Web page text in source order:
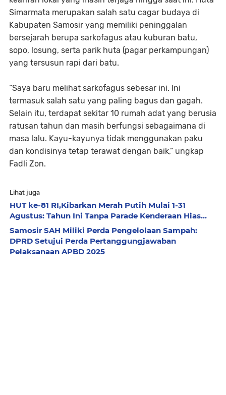
Simarmata merupakan salah satu cagar budaya di
Kabupaten Samosir yang memiliki peninggalan
bersejarah berupa sarkofagus atau kuburan batu,
sopo, losung, serta parik huta (pagar perkampungan)
yang tersusun rapi dari batu.
“Saya baru melihat sarkofagus sebesar ini. Ini
termasuk salah satu yang paling bagus dan gagah.
Selain itu, terdapat sekitar 10 rumah adat yang berusia
ratusan tahun dan masih berfungsi sebagaimana di
masa lalu. Kayu-kayunya tidak menggunakan paku
dan kondisinya tetap terawat dengan baik,” ungkap
Fadli Zon.
Lihat juga
HUT ke-81 RI,Kibarkan Merah Putih Mulai 1-31
Agustus: Tahun Ini Tanpa Parade Kenderaan Hias...
Samosir SAH Miliki Perda Pengelolaan Sampah:
DPRD Setujui Perda Pertanggungjawaban
Pelaksanaan APBD 2025